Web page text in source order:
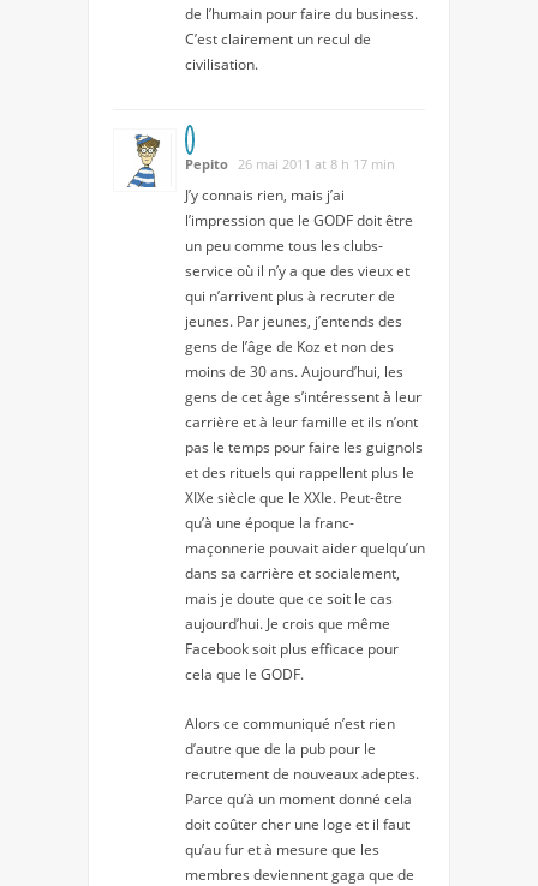
de l’humain pour faire du business.
C’est clairement un recul de
civilisation.
Pepito 26 mai 2011 at 8 h 17 min
J’y connais rien, mais j’ai
l’impression que le GODF doit être
un peu comme tous les clubs-
service où il n’y a que des vieux et
qui n’arrivent plus à recruter de
jeunes. Par jeunes, j’entends des
gens de l’âge de Koz et non des
moins de 30 ans. Aujourd’hui, les
gens de cet âge s’intéressent à leur
carrière et à leur famille et ils n’ont
pas le temps pour faire les guignols
et des rituels qui rappellent plus le
XIXe siècle que le XXIe. Peut-être
qu’à une époque la franc-
maçonnerie pouvait aider quelqu’un
dans sa carrière et socialement,
mais je doute que ce soit le cas
aujourd’hui. Je crois que même
Facebook soit plus efficace pour
cela que le GODF.
Alors ce communiqué n’est rien
d’autre que de la pub pour le
recrutement de nouveaux adeptes.
Parce qu’à un moment donné cela
doit coûter cher une loge et il faut
qu’au fur et à mesure que les
membres deviennent gaga que de